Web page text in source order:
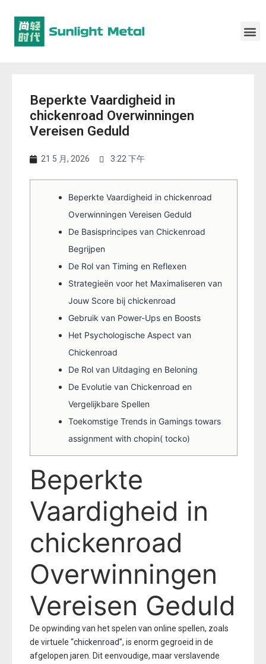
Beperkte Vaardigheid in
chickenroad Overwinningen
Vereisen Geduld
21 5 月, 2026 3:22 下午
Beperkte Vaardigheid in chickenroad
Overwinningen Vereisen Geduld
De Basisprincipes van Chickenroad
Begrijpen
De Rol van Timing en Reflexen
Strategieën voor het Maximaliseren van
Jouw Score bij chickenroad
Gebruik van Power-Ups en Boosts
Het Psychologische Aspect van
Chickenroad
De Rol van Uitdaging en Beloning
De Evolutie van Chickenroad en
Vergelijkbare Spellen
Toekomstige Trends in Gamings towars
assignment with chopin( tocko)
Beperkte
Vaardigheid in
chickenroad
Overwinningen
Vereisen Geduld
De opwinding van het spelen van online spellen, zoals
de virtuele “chickenroad”, is enorm gegroeid in de
afgelopen jaren. Dit eenvoudige, maar verslavende